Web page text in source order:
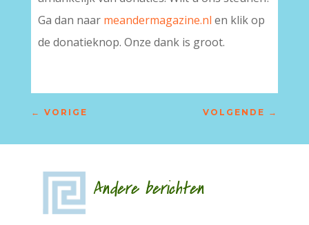
Ga dan naar meandermagazine.nl en klik op
de donatieknop. Onze dank is groot.
← VORIGE VOLGENDE →
Andere berichten